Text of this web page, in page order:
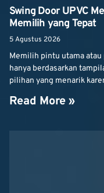
Swing Door UPVC
Memilih yang Tepat
5 Agustus 2026
Memilih pintu utama
hanya berdasarkan
pilihan yang menarik
Read More »